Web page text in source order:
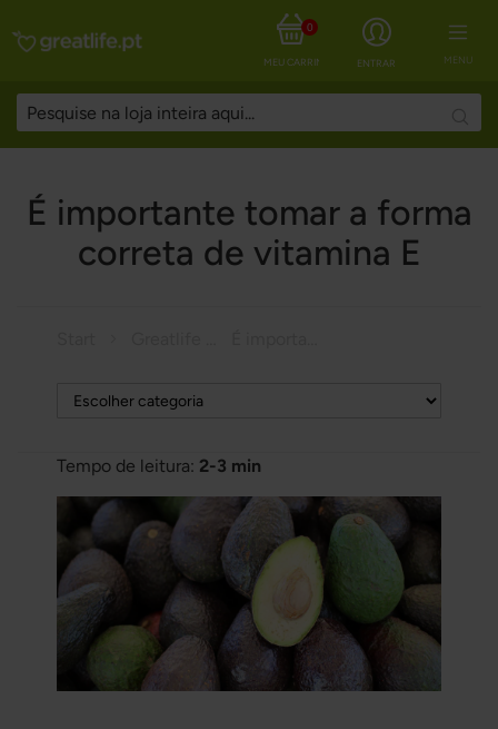
MENU
ENTRAR
MEU CARRINHO
0
É importante tomar a forma
correta de vitamina E
Tempo de leitura: 2-3 min